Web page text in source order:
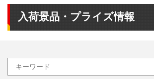
入荷景品・プライズ情報